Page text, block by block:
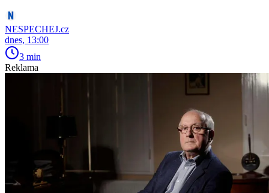
NESPECHEJ.cz
dnes, 13:00
3 min
Reklama